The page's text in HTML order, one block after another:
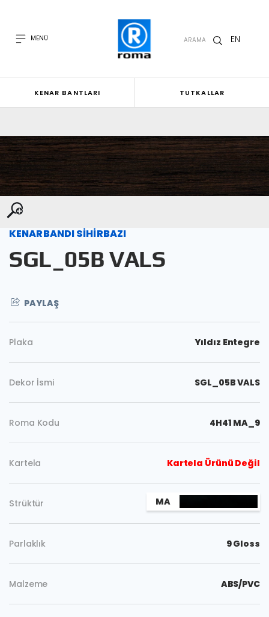
MENÜ ARAMA EN
KENAR BANTLARI TUTKALLAR
KENARBANDI SİHİRBAZI
SGL_05B VALS
PAYLAŞ
Plaka Yıldız Entegre
Dekor İsmi SGL_05B VALS
Roma Kodu 4H41 MA_9
Kartela Kartela Ürünü Değil
Strüktür MA
Parlaklık 9 Gloss
Malzeme ABS/PVC
Kopyala